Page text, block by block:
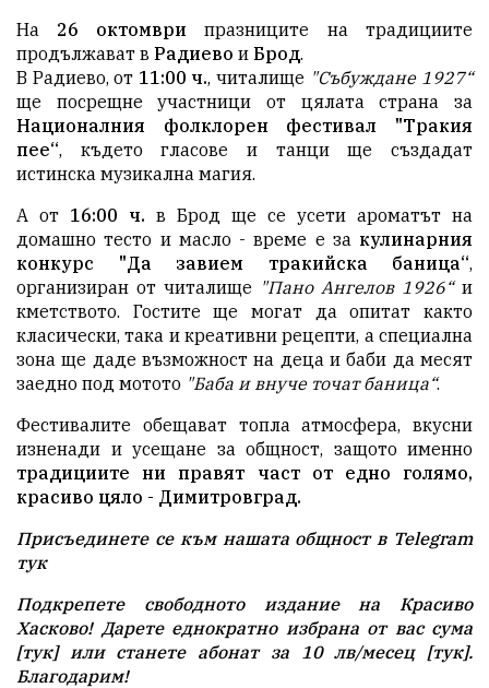
На 26 октомври празниците на традициите
продължават в Радиево и Брод.
В Радиево, от 11:00 ч., читалище "Събуждане 1927“
ще посрещне участници от цялата страна за
Националния фолклорен фестивал "Тракия
пее“, където гласове и танци ще създадат
истинска музикална магия.
А от 16:00 ч. в Брод ще се усети ароматът на
домашно тесто и масло - време е за кулинарния
конкурс "Да завием тракийска баница“,
организиран от читалище "Пано Ангелов 1926“и
кметството. Гостите ще могат да опитат както
класически, така и креативни рецепти, а специална
зона ще даде възможност на деца и баби да месят
заедно под мотото "Баба и внуче точат баница“.
Фестивалите обещават топла атмосфера, вкусни
изненади и усещане за общност, защото именно
традициите ни правят част от едно голямо,
красиво цяло - Димитровград.
Присъединете се към нашата общност в Telegram
тук
Подкрепете свободното издание на Красиво
Хасково! Дарете еднократно избрана от вас сума
[тук] или станете абонат за 10 лв/месец [тук].
Благодарим!